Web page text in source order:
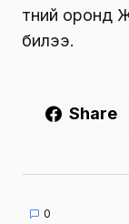
түүний
билээ.
Share
0